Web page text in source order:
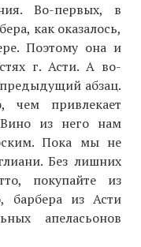
Во-первых, в
как оказалось,
Поэтому она и
г. Асти. А во-
абзац.
чем привлекает
Вино из него нам
Пока мы не
Без лишних
покупайте из
барбера из Асти
апеласьонов